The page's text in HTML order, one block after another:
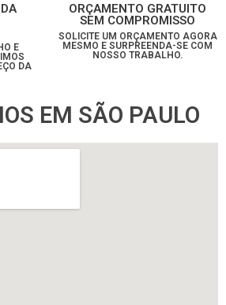
E
DA
ORÇAMENTO GRATUITO
SEM COMPROMISSO
SOLICITE UM ORÇAMENTO AGORA
MESMO E SURPREENDA-SE COM
NOSSO TRABALHO.
EM SÃO PAULO